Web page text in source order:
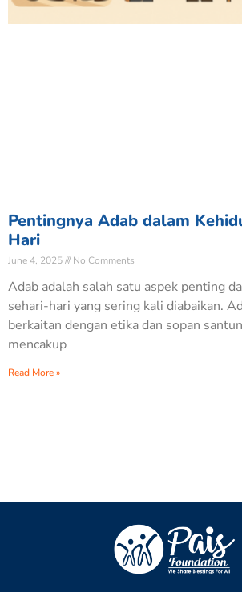
Pentingnya Adab dalam
Hari
June 4, 2025 No Comments
Adab adalah salah satu aspek penting
sehari-hari yang sering kali diabaikan.
berkaitan dengan etika dan sopan
mencakup
Read More »